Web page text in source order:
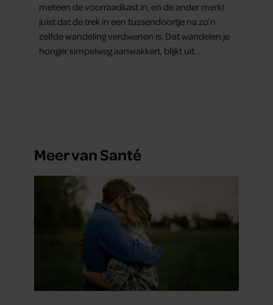
meteen de voorraadkast in, en de ander merkt
juist dat de trek in een tussendoortje na zo’n
zelfde wandeling verdwenen is. Dat wandelen je
honger simpelweg aanwakkert, blijkt uit
Meer van Santé